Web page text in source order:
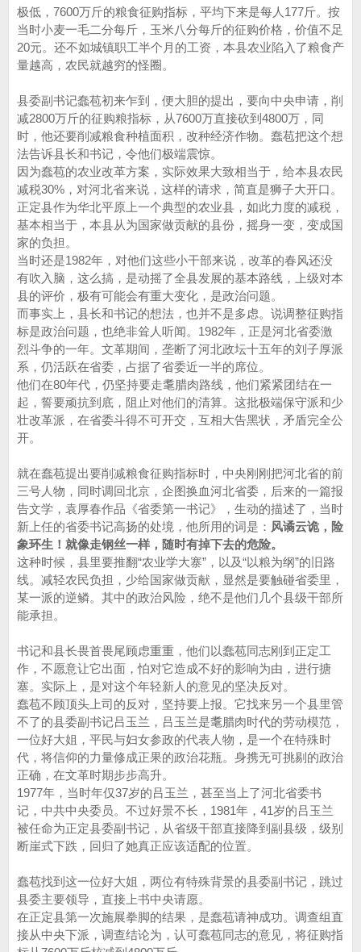
极低，7600万斤的粮食征购指标，平均下来是每人177斤。按
当时小麦一毛二分每斤，玉米八分每斤的征购价格，价值不足
20元。还不如城镇职工半个月的工资，本县农业陷入了粮食产
量越高，农民就越穷的怪圈。
县委副书记蠢苞初来乍到，便大胆的提出，要向中央申请，削
减2800万斤的征购粮指标，从7600万直接砍到4800万，同
时，他还要削减粮食种植面积，改种经济作物。蠢苞把这个想
法告诉县长和书记，令他们极端震惊。
因为蠢苞的农业改革方案，实际效果大致相当于，给本县农民
减税30%，对河北省来说，这样的请求，简直是狮子大开口。
正定县作为华北平原上一个典型的农业县，如此力度的减税，
基本相当于，本县从为国家做贡献的县份，摇身一变，变成国
家的负担。
当时还是1982年，对他们这些小干部来说，改革的春风还没
有吹入脑，这么搞，是动摇了全县发展的基本路线，上级对本
县的评价，极有可能会有重大变化，是政治问题。
而事实上，县长和书记的想法，也并不是多虑。说调整征购指
标是政治问题，也绝非耸人听闻。1982年，正是河北省委激
烈斗争的一年。文革期间，垄断了河北政坛十五年的刘子厚派
系，仍活跃在省委，占据了省委近一半的席位。
他们在80年代，仍坚持要走耄腊肉路线，他们紧紧团结在一
起，誓要顽抗到底，阻止对他们的清算。这批极端保守派和少
壮改革派，在省委斗得不可开交，互相大告黑状，矛盾完全公
开。
就在蠢苞提出要削减粮食征购指标时，中央刚刚把河北省的前
三号人物，同时调回北京，企图换血河北省委，后来的一篇报
告文学，袁厚春作品《省委第一书记》，生动的描述了，当时
新上任的省委书记高扬的处境，他所用的词是： 风谲云诡，险
象环生！就像走钢丝一样，随时有掉下去的危险。
这种时候，县里要推翻“农业学大寨”，以及“以粮为纲”的旧路
线。减轻农民负担，少给国家做贡献，显然是要触碰省委里，
某一派的逆鳞。其中的政治风险，绝不是他们几个县级干部所
能承担。
书记和县长畏首畏尾顾虑重重，他们以蠢苞同志刚到正定工
作，不愿意让它出面，怕对它造成不好的影响为由，进行搪
塞。实际上，是对这个年轻新人的意见的坚决反对。
蠢苞不顾顶头上司的反对，坚持要上报。它找来另一个县里管
不了的县委副书记吕玉兰，吕玉兰是耄腊肉时代的劳动模范，
一位好大姐，平民与妇女参政的代表人物，是一个在特殊时
代，将信仰的力量修成正果的政治花瓶。身携无可挑剔的政治
正确，在文革时期步步高升。
1977年，当时年仅37岁的吕玉兰，甚至当上了河北省委书
记，中共中央委员。不过好景不长，1981年，41岁的吕玉兰
被任命为正定县委副书记，从省级干部直接降到副县级，级别
断崖式下跌，回归了她真正应该适配的位置。
蠢苞找到这一位好大姐，两位有特殊背景的县委副书记，跳过
县委主要领导，直接上书中央请愿。
在正定县第一次施展拳脚的结果，是蠢苞请神成功。调查组直
接从中央下派，调查结论为，认可蠢苞同志的意见，将征购指